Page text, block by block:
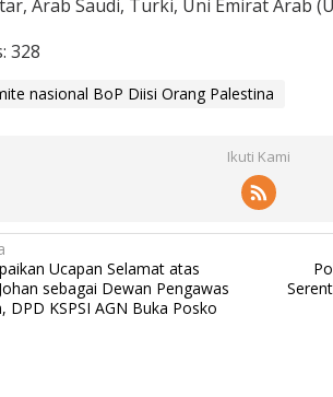
Arab Saudi, Turki, Uni Emirat Arab
328
nasional BoP Diisi Orang Palestina
Ikuti Kami
Ucapan Selamat atas
sebagai Dewan Pengawas
DPD KSPSI AGN Buka Posko